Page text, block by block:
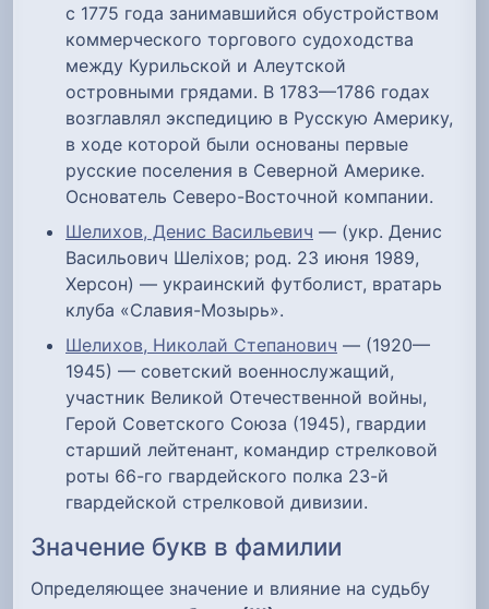
с 1775 года занимавшийся обустройством
коммерческого торгового судоходства
между Курильской и Алеутской
островными грядами. В 1783—1786 годах
возглавлял экспедицию в Русскую Америку,
в ходе которой были основаны первые
русские поселения в Северной Америке.
Основатель Северо-Восточной компании.
Шелихов, Денис Васильевич — (укр. Денис
Васильович Шеліхов; род. 23 июня 1989,
Херсон) — украинский футболист, вратарь
клуба «Славия-Мозырь».
Шелихов, Николай Степанович — (1920—
1945) — советский военнослужащий,
участник Великой Отечественной войны,
Герой Советского Союза (1945), гвардии
старший лейтенант, командир стрелковой
роты 66-го гвардейского полка 23-й
гвардейской стрелковой дивизии.
Значение букв в фамилии
Определяющее значение и влияние на судьбу